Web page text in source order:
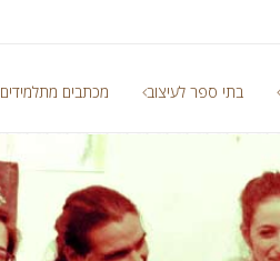
בתי ספר לעיצוב מכתבים מתלמידים